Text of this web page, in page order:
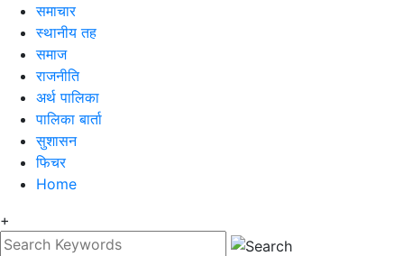
समाचार
स्थानीय तह
समाज
राजनीति
अर्थ पालिका
पालिका बार्ता
सुशासन
फिचर
Home
+